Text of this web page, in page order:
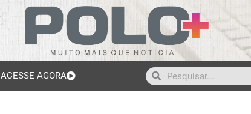
ACESSE AGORA